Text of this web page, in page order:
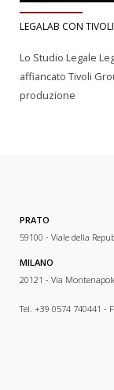
LEGALAB CON
Lo Studio Legale
affiancato Tivoli
produzione
PRATO
59100 - Viale della
MILANO
20121 - Via
Tel. +39 0574 740441 -